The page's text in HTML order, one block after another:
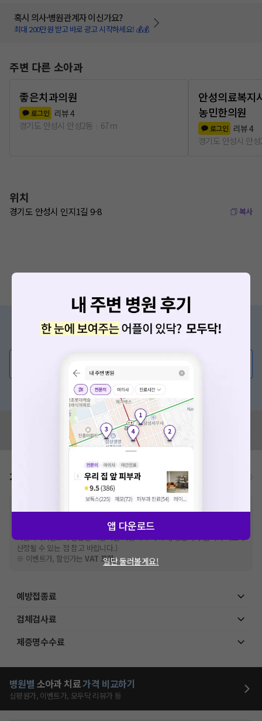
혹시 의사·병원관계자 이신가요?
최대 200만원 받고 바로 광고 시작하세요! 💰💰
주변 다른 소아과
좋은치과의원
로그인 리뷰4
경기도 안성시 안성2동
67m
안성의료복지
농민한의원
로그인 리뷰4
경기도 안성시 안
위치
경기도 안성시 인지1길 9-8 복사
증상/치료, 궁금한 점이 있나요?
혹은, 의료상담 서비스에 다양한 게시글 보러가기
혹시 잘못된 병원정보가 있나요?
모두닥 팀에 알려주세요!
가격표 비급여/급여 진료란?
추가비용 등으로 실제 가격과 상이할 수 있으니, 정확
건강보험심사평가원에 고지되어 있는 급여 진료 기준 가
격입니다. (진료와 연관된 복합적인 비용이 추가되어, 병원마다 금액이 다르게
산정될 수 있는 점 참고 바랍니다.)
※ 이벤트가, 할인가는VAT 포함
예방접종료
검체검사료
제증명수수료
병원별 소아과 치료가격 비교하기
심평원가, 이벤트가, 모두닥 리뷰가 등
앱 다운로드
일단 둘러볼게요!